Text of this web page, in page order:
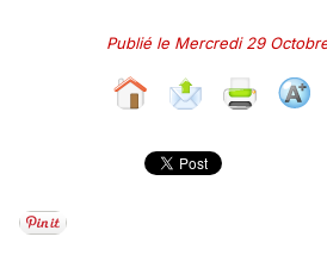
Publié le Mercredi 29